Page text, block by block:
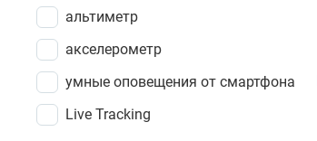
альтиметр
акселерометр
умные оповещения от смартфона
Live Tracking